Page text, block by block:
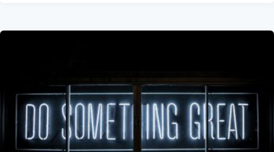
foi um marketplace ou um e-commerce. A plataforma